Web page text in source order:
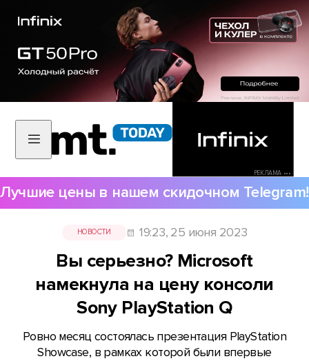
РЕКЛАМА •••
Лучшие цены в нашем скидочном Telegram!
НОВОСТИ 19:23, 25 июня 2023
Вы серьезно? Microsoft
намекнула на цену консоли
Sony PlayStation Q
Ровно месяц состоялась презентация PlayStation
Showсase, в рамках которой были впервые